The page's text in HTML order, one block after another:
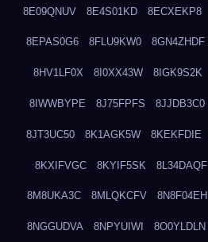
8E09QNUV 8E4S01KD 8ECXEKP8
8EPAS0G6 8FLU9KW0 8GN4ZHDF
8HV1LF0X 8I0XX43W 8IGK9S2K
8IWWBYPE 8J75FPFS 8JJDB3C0
8JT3UC50 8K1AGK5W 8KEKFDIE
8KXIFVGC 8KYIF5SK 8L34DAQF
8M8UKA3C 8MLQKCFV 8N8F04EH
8NGGUDVA 8NPYUIWI 8O0YLDLN